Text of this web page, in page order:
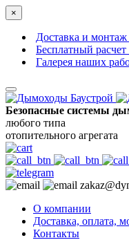
×
Доставка и
Бесплатный
Галерея наших
Безопасные системы
любого типа
отопительного агрегата
О компании
Доставка, оплата,
Контакты